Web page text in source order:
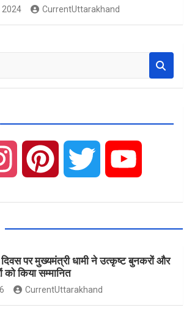
2024 CurrentUttarakhand
s
t
a
n
t
e
i
t
u
u
दिवस पर मुख्यमंत्री धामी ने उत्कृष्ट बुनकरों और
को किया सम्मानित
CurrentUttarakhand